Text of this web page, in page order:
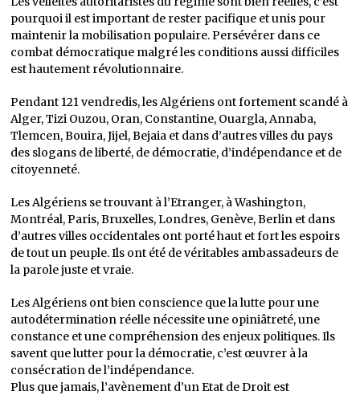
pourquoi il est important de rester pacifique et unis pour
maintenir la mobilisation populaire. Persévérer dans ce
combat démocratique malgré les conditions aussi difficiles
est hautement révolutionnaire.
Pendant 121 vendredis, les Algériens ont fortement scandé à
Alger, Tizi Ouzou, Oran, Constantine, Ouargla, Annaba,
Tlemcen, Bouira, Jijel, Bejaia et dans d’autres villes du pays
des slogans de liberté, de démocratie, d’indépendance et de
citoyenneté.
Les Algériens se trouvant à l’Etranger, à Washington,
Montréal, Paris, Bruxelles, Londres, Genève, Berlin et dans
d’autres villes occidentales ont porté haut et fort les espoirs
de tout un peuple. Ils ont été de véritables ambassadeurs de
la parole juste et vraie.
Les Algériens ont bien conscience que la lutte pour une
autodétermination réelle nécessite une opiniâtreté, une
constance et une compréhension des enjeux politiques. Ils
savent que lutter pour la démocratie, c’est œuvrer à la
consécration de l’indépendance.
Plus que jamais, l’avènement d’un Etat de Droit est